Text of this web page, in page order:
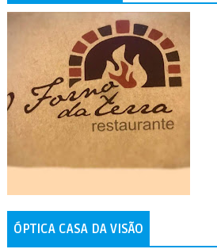
ÓPTICA CASA DA VISÃO